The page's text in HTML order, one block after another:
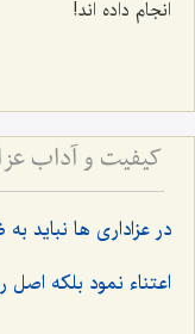
انجام داده اند!
در عزاداری ها نباید
اعتناء نمود بلکه